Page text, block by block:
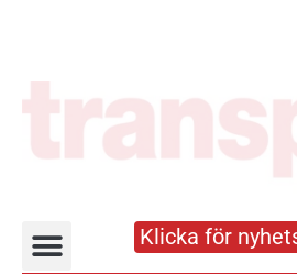
Klicka för